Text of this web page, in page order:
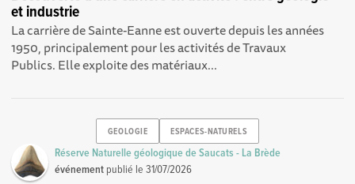
et industrie
La carrière de Sainte-Eanne est ouverte depuis les années
1950, principalement pour les activités de Travaux
Publics. Elle exploite des matériaux...
GEOLOGIE ESPACES-NATURELS
Réserve Naturelle géologique de Saucats - La Brède
événement publié le31/07/2026